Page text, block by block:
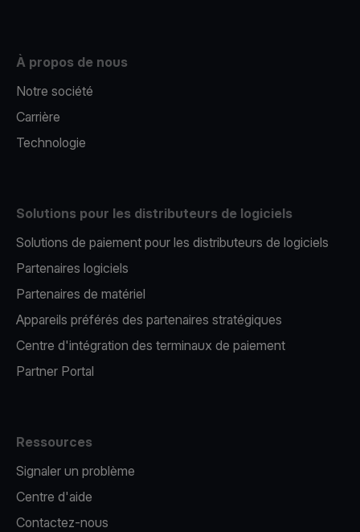
À propos de nous
Notre société
Carrière
Technologie
Solutions pour les distributeurs de logiciels
Solutions de paiement pour les distributeurs de logiciels
Partenaires logiciels
Partenaires de matériel
Appareils préférés des partenaires stratégiques
Centre d'intégration des terminaux de paiement
Partner Portal
Ressources
Signaler un problème
Centre d'aide
Contactez-nous